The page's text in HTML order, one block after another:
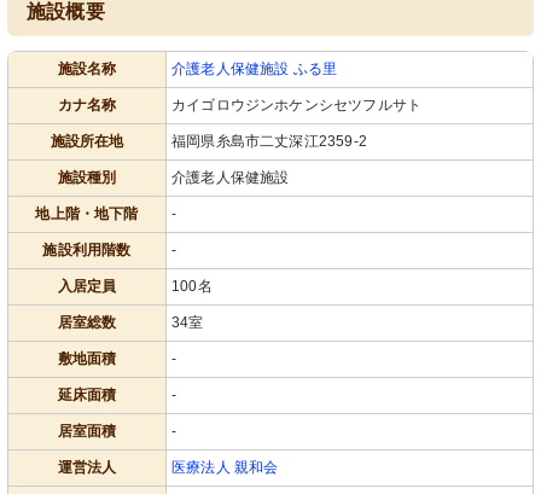
施設概要
施設名称 介護老人保健施設 ふる里
カナ名称 カイゴロウジンホケンシセツフルサト
施設所在地 福岡県糸島市二丈深江2359-2
施設種別 介護老人保健施設
地上階・地下階 -
施設利用階数 -
入居定員 100名
居室総数 34室
敷地面積 -
延床面積 -
居室面積 -
運営法人 医療法人 親和会